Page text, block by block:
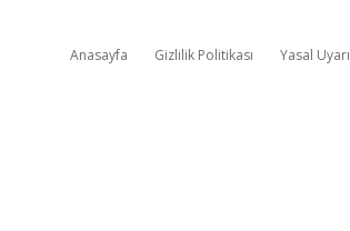
Anasayfa Gizlilik Politikası Yasal Uyarı